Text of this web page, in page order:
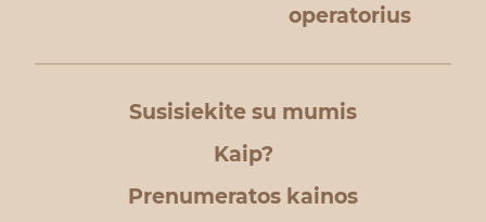
operatorius
Susisiekite su mumis
Kaip?
Prenumeratos kainos